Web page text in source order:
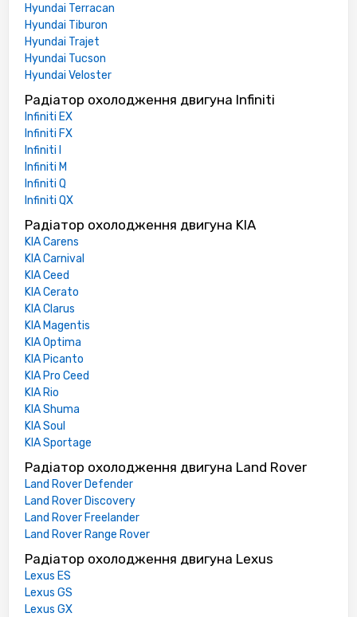
Hyundai Terracan
Hyundai Tiburon
Hyundai Trajet
Hyundai Tucson
Hyundai Veloster
Радіатор охолодження двигуна Infiniti
Infiniti EX
Infiniti FX
Infiniti I
Infiniti M
Infiniti Q
Infiniti QX
Радіатор охолодження двигуна KIA
KIA Carens
KIA Carnival
KIA Ceed
KIA Cerato
KIA Clarus
KIA Magentis
KIA Optima
KIA Picanto
KIA Pro Ceed
KIA Rio
KIA Shuma
KIA Soul
KIA Sportage
Радіатор охолодження двигуна Land Rover
Land Rover Defender
Land Rover Discovery
Land Rover Freelander
Land Rover Range Rover
Радіатор охолодження двигуна Lexus
Lexus ES
Lexus GS
Lexus GX